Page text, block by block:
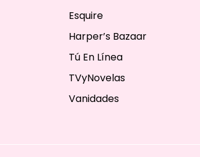
Esquire
Harper’s Bazaar
Tú En Línea
TVyNovelas
Vanidades